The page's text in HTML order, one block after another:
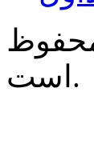
است.